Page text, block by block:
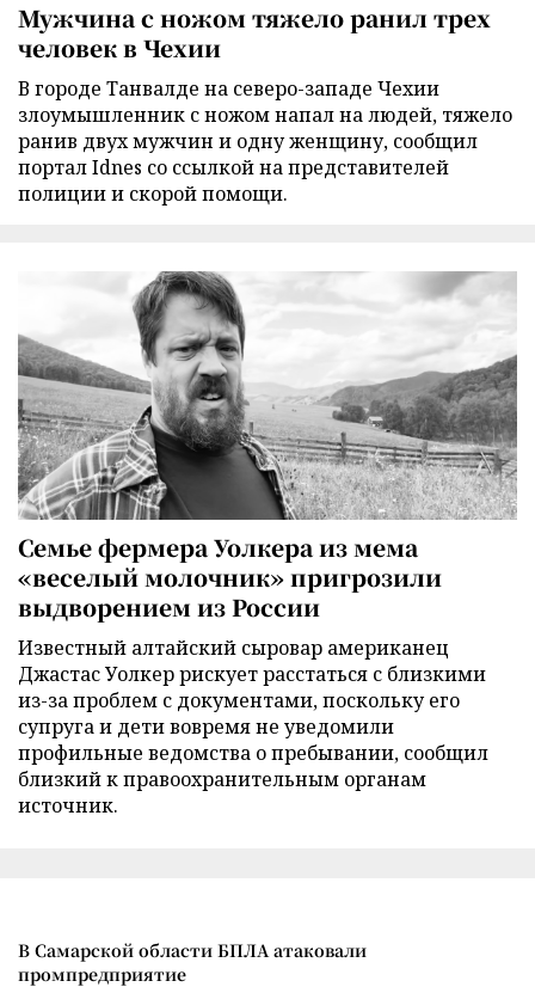
Мужчина с ножом тяжело ранил трех
человек в Чехии
В городе Танвалде на северо-западе Чехии
злоумышленник с ножом напал на людей, тяжело
ранив двух мужчин и одну женщину, сообщил
портал Idnes со ссылкой на представителей
полиции и скорой помощи.
Семье фермера Уолкера из мема
«веселый молочник» пригрозили
выдворением из России
Известный алтайский сыровар американец
Джастас Уолкер рискует расстаться с близкими
из-за проблем с документами, поскольку его
супруга и дети вовремя не уведомили
профильные ведомства о пребывании, сообщил
близкий к правоохранительным органам
источник.
В Самарской области БПЛА атаковали
промпредприятие